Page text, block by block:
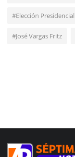
#Elección Presidencial
#José Vargas Fritz